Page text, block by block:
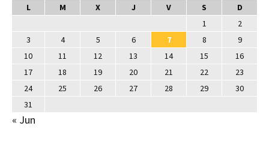
L
M X J V S
D
1
2
3
4 5 6 7 8
9
10
11 12 13 14 15
16
17
18 19 20 21 22
23
24
25 26 27 28 29
30
31
« Jun